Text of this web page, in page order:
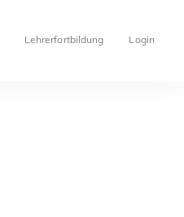
Lehrerfortbildung Login